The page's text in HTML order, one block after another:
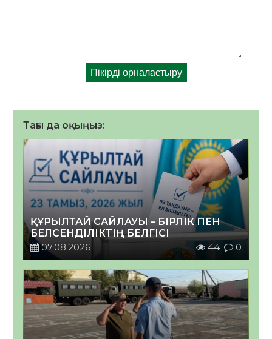
Тағы да оқыңыз:
ҚҰРЫЛТАЙ САЙЛАУЫ – БІРЛІК ПЕН
БЕЛСЕНДІЛІКТІҢ БЕЛГІСІ
07.08.2026
44 0